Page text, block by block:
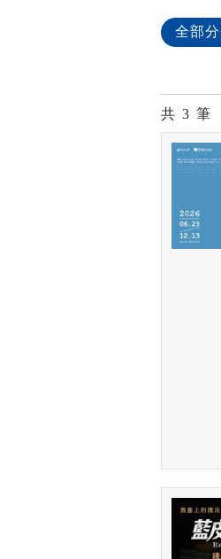
全部
共 3 筆